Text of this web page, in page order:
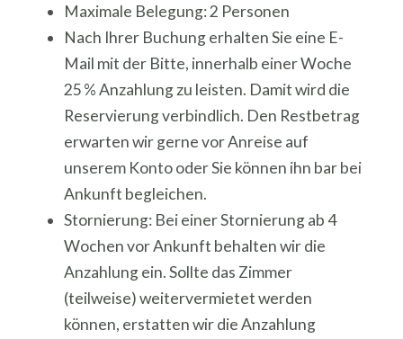
Maximale Belegung: 2 Personen
Nach Ihrer Buchung erhalten Sie eine E-
Mail mit der Bitte, innerhalb einer Woche
25 % Anzahlung zu leisten. Damit wird die
Reservierung verbindlich. Den Restbetrag
erwarten wir gerne vor Anreise auf
unserem Konto oder Sie können ihn bar bei
Ankunft begleichen.
Stornierung: Bei einer Stornierung ab 4
Wochen vor Ankunft behalten wir die
Anzahlung ein. Sollte das Zimmer
(teilweise) weitervermietet werden
können, erstatten wir die Anzahlung